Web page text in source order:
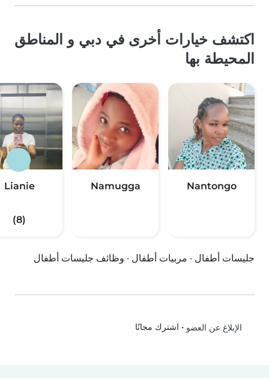
اكتشف خيارات أخرى في دبي و المناطق
المحيطة بها
Nantongo
Namugga
Lianie
(8)
جليسات أطفال · مربيات أطفال · وظائف جليسات أطفال
الإبلاغ عن العضو • اشترك مجانًا